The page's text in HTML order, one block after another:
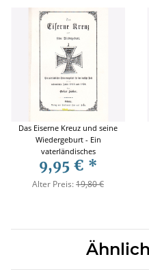
Das Eiserne Kreuz und seine
Wiedergeburt - Ein
vaterländisches
Erinnerungsblatt für das
deutsche Volk an die
ruhmreichen Jahre 1813 und
9,95 € *
Alter Preis:19,80 €